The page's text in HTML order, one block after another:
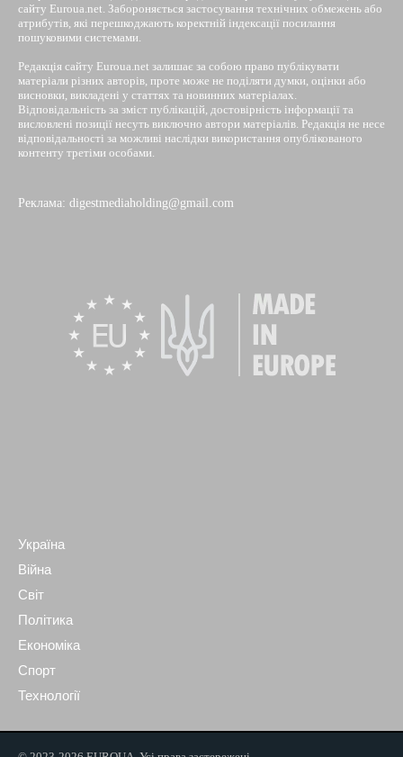
сайту Euroua.net. Забороняється застосування технічних обмежень або
атрибутів, які перешкоджають коректній індексації посилання
пошуковими системами.
Редакція сайту Euroua.net залишає за собою право публікувати
матеріали різних авторів, проте може не поділяти думки, оцінки або
висновки, викладені у статтях та новинних матеріалах.
Відповідальність за зміст публікацій, достовірність інформації та
висловлені позиції несуть виключно автори матеріалів. Редакція не несе
відповідальності за можливі наслідки використання опублікованого
контенту третіми особами.
Реклама: digestmediaholding@gmail.com
Україна
Війна
Світ
Політика
Економіка
Спорт
Технології